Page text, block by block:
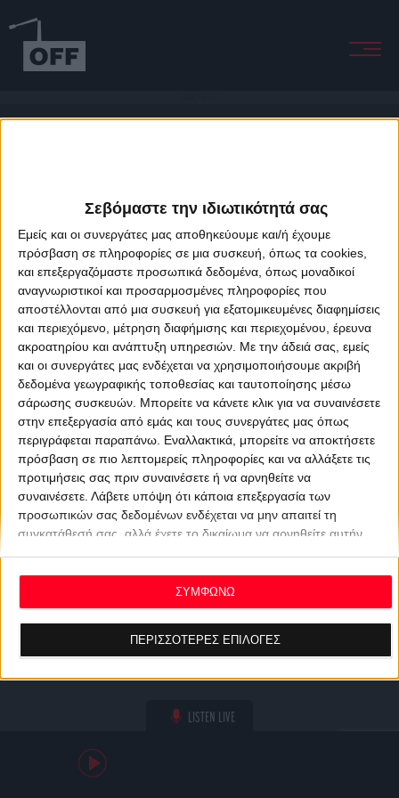
Σεβόμαστε την ιδιωτικότητά σας
Εμείς και οι συνεργάτες μας αποθηκεύουμε και/ή έχουμε
πρόσβαση σε πληροφορίες σε μια συσκευή, όπως τα cookies,
και επεξεργαζόμαστε προσωπικά δεδομένα, όπως μοναδικοί
αναγνωριστικοί και προσαρμοσμένες πληροφορίες που
αποστέλλονται από μια συσκευή για εξατομικευμένες διαφημίσεις
και περιεχόμενο, μέτρηση διαφήμισης και περιεχομένου, έρευνα
ακροατηρίου και ανάπτυξη υπηρεσιών. Με την άδειά σας, εμείς
και οι συνεργάτες μας ενδέχεται να χρησιμοποιήσουμε ακριβή
δεδομένα γεωγραφικής τοποθεσίας και ταυτοποίησης μέσω
σάρωσης συσκευών. Μπορείτε να κάνετε κλικ για να συναινέσετε
στην επεξεργασία από εμάς και τους συνεργάτες μας όπως
περιγράφεται παραπάνω. Εναλλακτικά, μπορείτε να αποκτήσετε
πρόσβαση σε πιο λεπτομερείς πληροφορίες και να αλλάξετε τις
προτιμήσεις σας πριν συναινέσετε ή να αρνηθείτε να
συναινέσετε. Λάβετε υπόψη ότι κάποια επεξεργασία των
προσωπικών σας δεδομένων ενδέχεται να μην απαιτεί τη
συγκατάθεσή σας, αλλά έχετε το δικαίωμα να αρνηθείτε αυτήν
ανακαλέσετε τη συγκατάθεσή σας ανά πάσα στιγμή
επιστρέφοντας σε αυτόν τον ιστότοπο και κάνοντας κλικ στο
κουμπί "Απορρήτου" στο κάτω μέρος της ιστοσελίδας.
ΠΕΡΙΣΣΟΤΕΡΕΣ ΕΠΙΛΟΓΕΣ
ΣΥΜΦΩΝΩ
LISTEN LIVE
About Offradio Business Class Terms & Conditions
Privacy Policy
Designed & developed byporcupine colors&Fotis Alexandrou